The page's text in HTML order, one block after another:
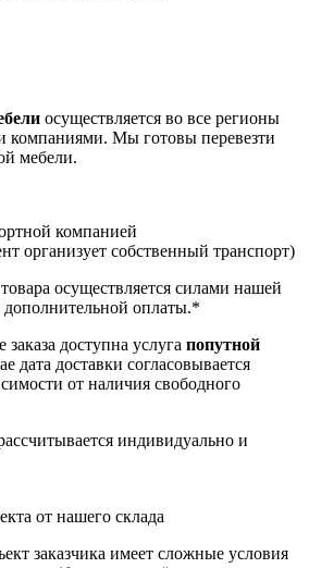
осуществляется во все регионы
компаниями. Мы готовы перевезти
мебели.
компанией
организует собственный транспорт)
товара осуществляется силами нашей
дополнительной оплаты.*
доступна услуга попутной
дата доставки согласовывается
от наличия свободного
индивидуально и
от нашего склада
заказчика имеет сложные условия